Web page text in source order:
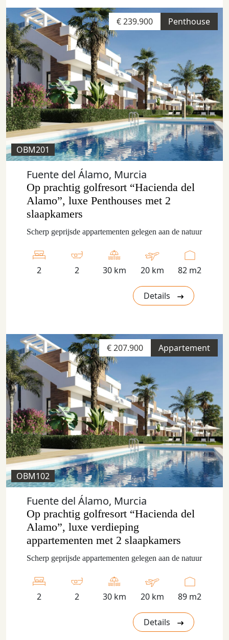
Penthouse
€ 239.900
OBM201
Fuente del Álamo, Murcia
Op prachtig golfresort “Hacienda del
Alamo”, luxe Penthouses met 2
slaapkamers
Scherp geprijsde appartementen gelegen aan de natuur
2 2 30 km 20 km 82 m2
Details
Appartement
€ 207.900
OBM102
Fuente del Álamo, Murcia
Op prachtig golfresort “Hacienda del
Alamo”, luxe verdieping
appartementen met 2 slaapkamers
Scherp geprijsde appartementen gelegen aan de natuur
2 2 30 km 20 km 89 m2
Details